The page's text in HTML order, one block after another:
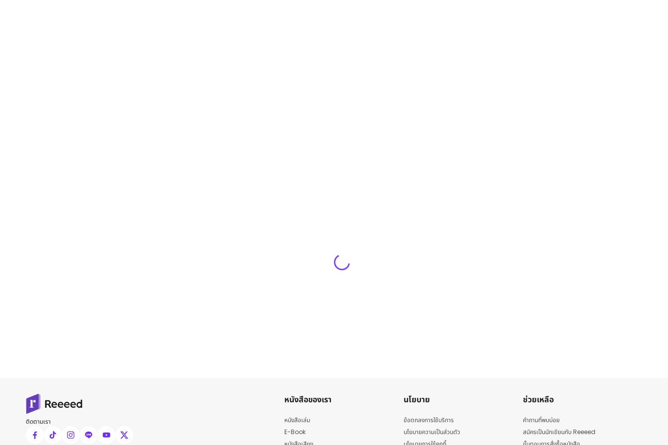
ติดตามเรา
หนังสือของเรา
หนังสือเล่ม
E-Book
นโยบาย
ข้อตกลงการใช้บริการ
นโยบายความเป็นส่วนตัว
ช่วยเหลือ
คำถามที่พบบ่อย
สมัครเป็นนักเขียนกับ Reeeed